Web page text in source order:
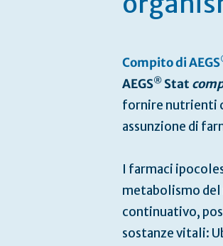
Compito di AEGS
AEGS® Stat
fornire nutrienti
assunzione di
I farmaci
metabolismo del
continuativo,
sostanze vitali: